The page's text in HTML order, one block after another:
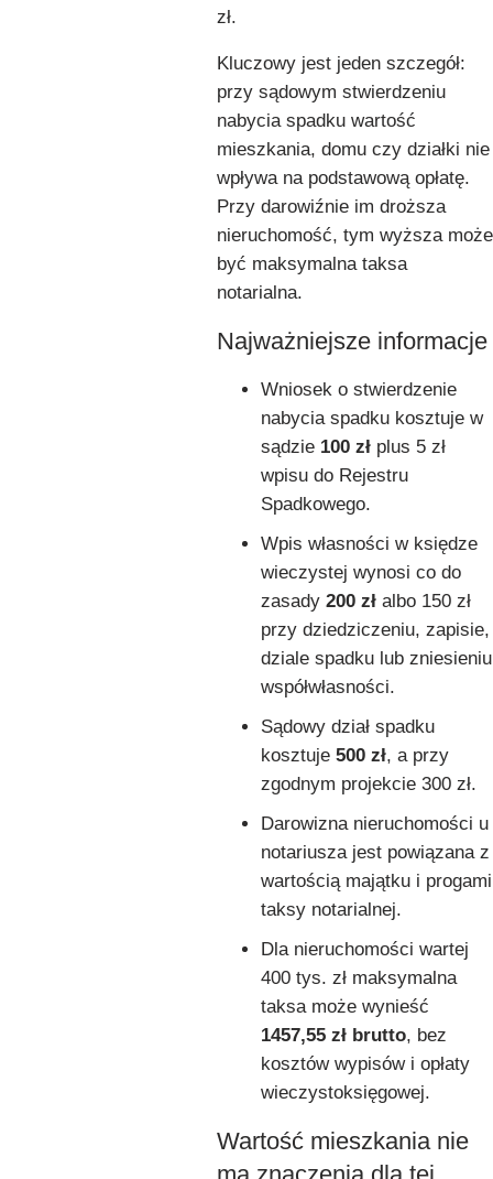
zł.
Kluczowy jest jeden szczegół:
przy sądowym stwierdzeniu
nabycia spadku wartość
mieszkania, domu czy działki nie
wpływa na podstawową opłatę.
Przy darowiźnie im droższa
nieruchomość, tym wyższa może
być maksymalna taksa
notarialna.
Najważniejsze informacje
Wniosek o stwierdzenie
nabycia spadku kosztuje w
sądzie 100 zł plus 5 zł
wpisu do Rejestru
Spadkowego.
Wpis własności w księdze
wieczystej wynosi co do
zasady 200 zł albo 150 zł
przy dziedziczeniu, zapisie,
dziale spadku lub zniesieniu
współwłasności.
Sądowy dział spadku
kosztuje 500 zł, a przy
zgodnym projekcie 300 zł.
Darowizna nieruchomości u
notariusza jest powiązana z
wartością majątku i progami
taksy notarialnej.
Dla nieruchomości wartej
400 tys. zł maksymalna
taksa może wynieść
1457,55 zł brutto, bez
kosztów wypisów i opłaty
wieczystoksięgowej.
Wartość mieszkania nie